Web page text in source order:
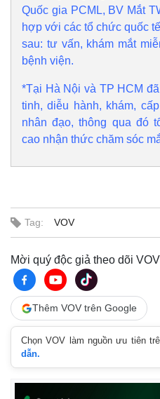
Quốc gia PCML, BV Mắt
hợp với các tổ chức quốc
sau: tư vấn, khám mắt
bệnh viện.
*Tại Hà Nội và TP HCM
tinh, diễu hành, khám,
nhân đạo, thông qua đó
cao nhận thức chăm sóc
Tag: VOV
Mời quý độc giả theo dõi
Thêm VOV trên Google
Chọn VOV làm nguồn ưu tiên
dẫn.